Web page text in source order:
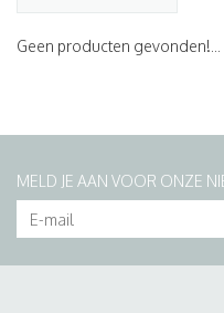
Geen producten gevonden!...
MELD JE AAN VOOR ONZE